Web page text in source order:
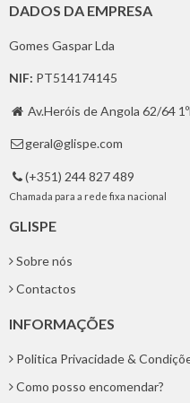
DADOS DA EMPRESA
Gomes Gaspar Lda
NIF: PT514174145
 Av.Heróis de Angola 62/64
 geral@glispe.com
 (+351) 244 827 489
Chamada para a rede fixa nacional
GLISPE
Sobre nós
Contactos
INFORMAÇÕES
Politica Privacidade &
Como posso encomendar?